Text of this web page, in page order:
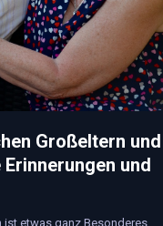
Großeltern und
und
etwas ganz Besonderes.